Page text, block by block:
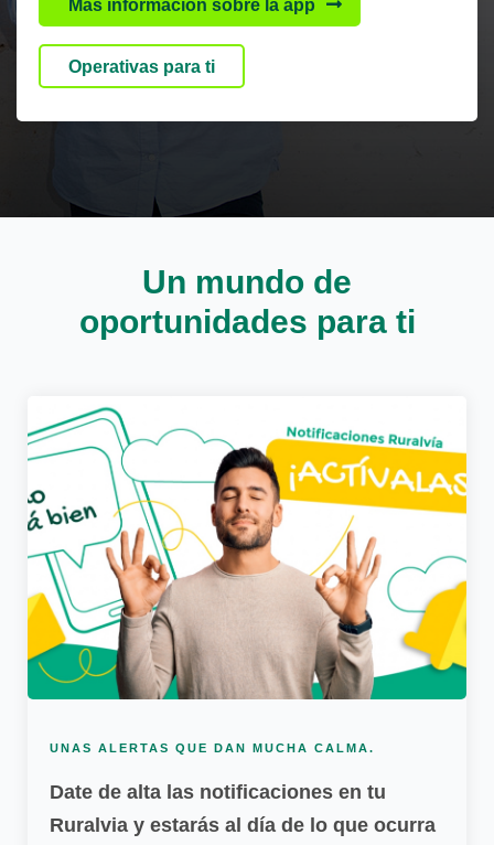
Operativas para ti
Un mundo de
oportunidades para ti
UNAS ALERTAS QUE DAN MUCHA CALMA.
Date de alta las notificaciones en tu
Ruralvia y estarás al día de lo que ocurra